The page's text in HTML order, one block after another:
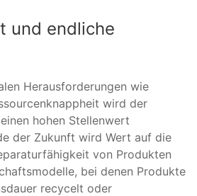
und endliche
Herausforderungen wie
wird der
hohen Stellenwert
der Zukunft wird Wert auf die
von Produkten
bei denen Produkte
recycelt oder